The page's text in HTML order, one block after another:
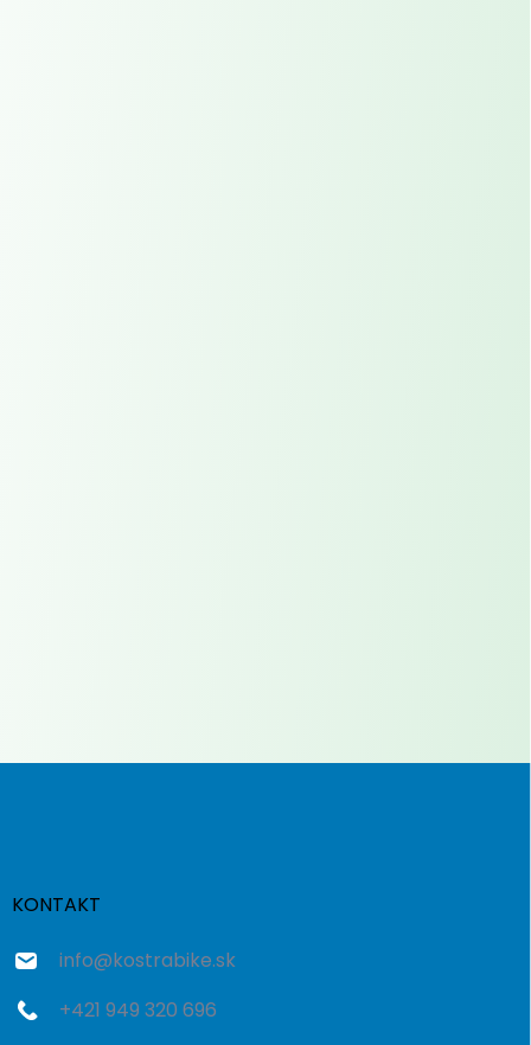
KONTAKT
info@kostrabike.sk
+421 949 320 696